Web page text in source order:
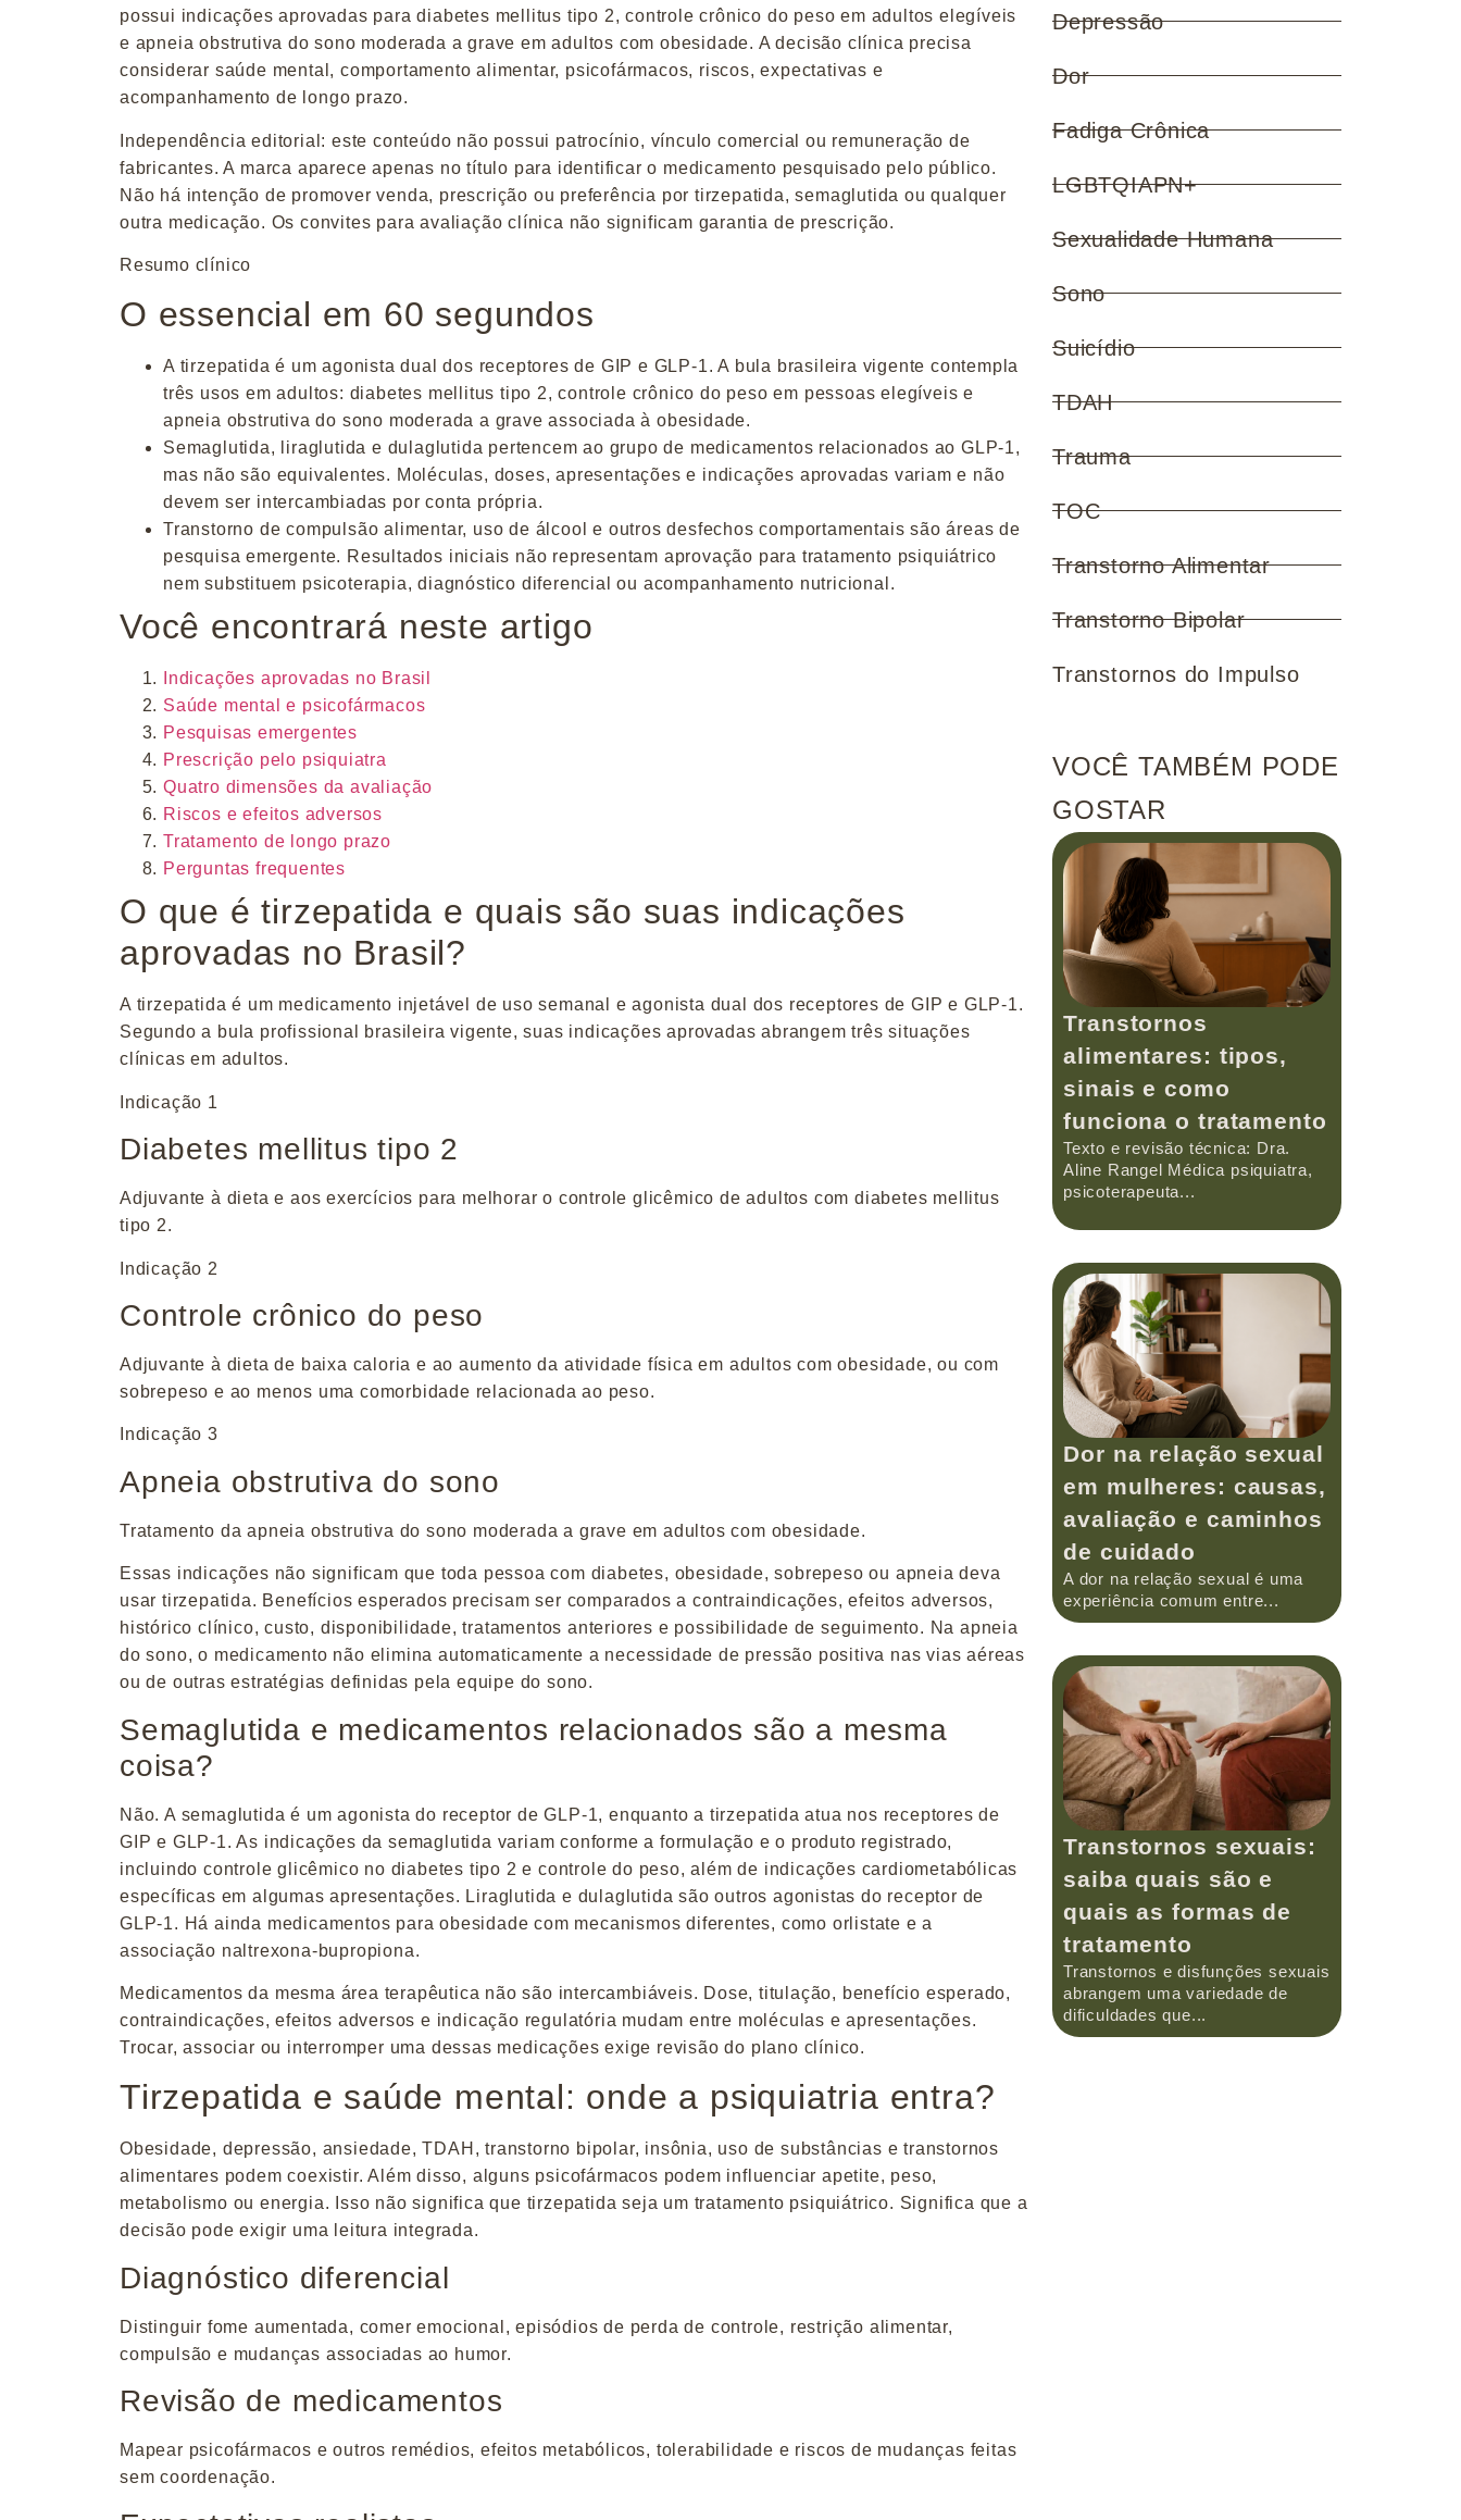
possui indicações aprovadas para diabetes mellitus tipo 2, controle crônico do peso em adultos elegíveis
e apneia obstrutiva do sono moderada a grave em adultos com obesidade. A decisão clínica precisa
considerar saúde mental, comportamento alimentar, psicofármacos, riscos, expectativas e
acompanhamento de longo prazo.
Independência editorial: este conteúdo não possui patrocínio, vínculo comercial ou remuneração de
fabricantes. A marca aparece apenas no título para identificar o medicamento pesquisado pelo público.
Não há intenção de promover venda, prescrição ou preferência por tirzepatida, semaglutida ou qualquer
outra medicação. Os convites para avaliação clínica não significam garantia de prescrição.
Resumo clínico
O essencial em 60 segundos
A tirzepatida é um agonista dual dos receptores de GIP e GLP-1. A bula brasileira vigente contempla
três usos em adultos: diabetes mellitus tipo 2, controle crônico do peso em pessoas elegíveis e
apneia obstrutiva do sono moderada a grave associada à obesidade.
Semaglutida, liraglutida e dulaglutida pertencem ao grupo de medicamentos relacionados ao GLP-1,
mas não são equivalentes. Moléculas, doses, apresentações e indicações aprovadas variam e não
devem ser intercambiadas por conta própria.
Transtorno de compulsão alimentar, uso de álcool e outros desfechos comportamentais são áreas de
pesquisa emergente. Resultados iniciais não representam aprovação para tratamento psiquiátrico
nem substituem psicoterapia, diagnóstico diferencial ou acompanhamento nutricional.
Você encontrará neste artigo
Indicações aprovadas no Brasil
Saúde mental e psicofármacos
Pesquisas emergentes
Prescrição pelo psiquiatra
Quatro dimensões da avaliação
Riscos e efeitos adversos
Tratamento de longo prazo
Perguntas frequentes
O que é tirzepatida e quais são suas indicações
aprovadas no Brasil?
A tirzepatida é um medicamento injetável de uso semanal e agonista dual dos receptores de GIP e GLP-1.
Segundo a bula profissional brasileira vigente, suas indicações aprovadas abrangem três situações
clínicas em adultos.
Indicação 1
Diabetes mellitus tipo 2
Adjuvante à dieta e aos exercícios para melhorar o controle glicêmico de adultos com diabetes mellitus
tipo 2.
Indicação 2
Controle crônico do peso
Adjuvante à dieta de baixa caloria e ao aumento da atividade física em adultos com obesidade, ou com
sobrepeso e ao menos uma comorbidade relacionada ao peso.
Indicação 3
Apneia obstrutiva do sono
Tratamento da apneia obstrutiva do sono moderada a grave em adultos com obesidade.
Essas indicações não significam que toda pessoa com diabetes, obesidade, sobrepeso ou apneia deva
usar tirzepatida. Benefícios esperados precisam ser comparados a contraindicações, efeitos adversos,
histórico clínico, custo, disponibilidade, tratamentos anteriores e possibilidade de seguimento. Na apneia
do sono, o medicamento não elimina automaticamente a necessidade de pressão positiva nas vias aéreas
ou de outras estratégias definidas pela equipe do sono.
Semaglutida e medicamentos relacionados são a mesma
coisa?
Não. A semaglutida é um agonista do receptor de GLP-1, enquanto a tirzepatida atua nos receptores de
GIP e GLP-1. As indicações da semaglutida variam conforme a formulação e o produto registrado,
incluindo controle glicêmico no diabetes tipo 2 e controle do peso, além de indicações cardiometabólicas
específicas em algumas apresentações. Liraglutida e dulaglutida são outros agonistas do receptor de
GLP-1. Há ainda medicamentos para obesidade com mecanismos diferentes, como orlistate e a
associação naltrexona-bupropiona.
Medicamentos da mesma área terapêutica não são intercambiáveis. Dose, titulação, benefício esperado,
contraindicações, efeitos adversos e indicação regulatória mudam entre moléculas e apresentações.
Trocar, associar ou interromper uma dessas medicações exige revisão do plano clínico.
Tirzepatida e saúde mental: onde a psiquiatria entra?
Obesidade, depressão, ansiedade, TDAH, transtorno bipolar, insônia, uso de substâncias e transtornos
alimentares podem coexistir. Além disso, alguns psicofármacos podem influenciar apetite, peso,
metabolismo ou energia. Isso não significa que tirzepatida seja um tratamento psiquiátrico. Significa que a
decisão pode exigir uma leitura integrada.
Diagnóstico diferencial
Distinguir fome aumentada, comer emocional, episódios de perda de controle, restrição alimentar,
compulsão e mudanças associadas ao humor.
Revisão de medicamentos
Mapear psicofármacos e outros remédios, efeitos metabólicos, tolerabilidade e riscos de mudanças feitas
sem coordenação.
Depressão
Dor
Fadiga Crônica
LGBTQIAPN+
Sexualidade Humana
Sono
Suicídio
TDAH
Trauma
TOC
Transtorno Alimentar
Transtorno Bipolar
Transtornos do Impulso
VOCÊ TAMBÉM PODE
GOSTAR
Transtornos
alimentares: tipos,
sinais e como
funciona o tratamento
Texto e revisão técnica: Dra.
Aline Rangel Médica psiquiatra,
psicoterapeuta...
Dor na relação sexual
em mulheres: causas,
avaliação e caminhos
de cuidado
A dor na relação sexual é uma
experiência comum entre...
Transtornos sexuais:
saiba quais são e
quais as formas de
tratamento
Transtornos e disfunções sexuais
abrangem uma variedade de
dificuldades que...